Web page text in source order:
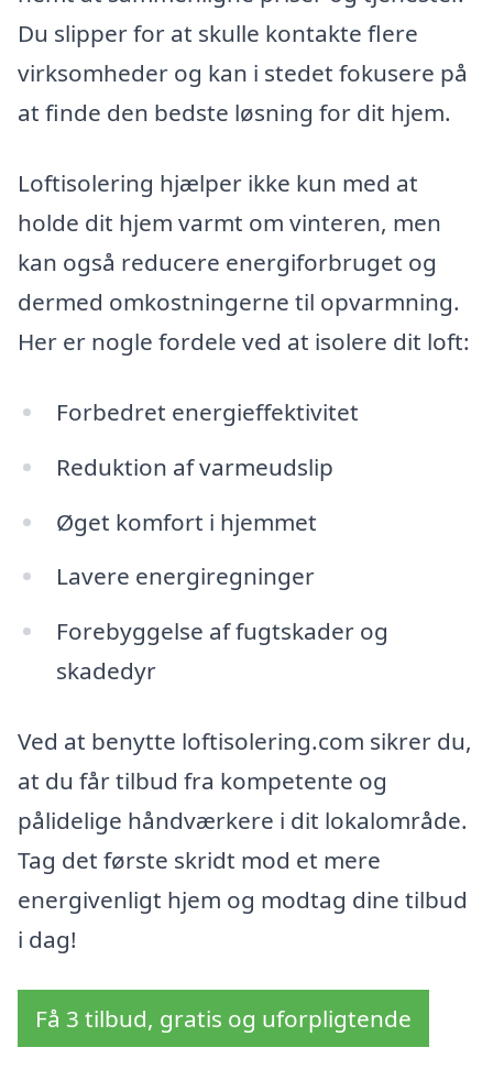
Du slipper for at skulle kontakte flere
virksomheder og kan i stedet fokusere på
at finde den bedste løsning for dit hjem.
Loftisolering hjælper ikke kun med at
holde dit hjem varmt om vinteren, men
kan også reducere energiforbruget og
dermed omkostningerne til opvarmning.
Her er nogle fordele ved at isolere dit loft:
Forbedret energieffektivitet
Reduktion af varmeudslip
Øget komfort i hjemmet
Lavere energiregninger
Forebyggelse af fugtskader og
skadedyr
Ved at benytte loftisolering.com sikrer du,
at du får tilbud fra kompetente og
pålidelige håndværkere i dit lokalområde.
Tag det første skridt mod et mere
energivenligt hjem og modtag dine tilbud
i dag!
Få 3 tilbud, gratis og uforpligtende